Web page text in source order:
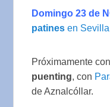
Domingo 23 de
patines en
Próximamente
puenting, con
de Aznalcóllar.